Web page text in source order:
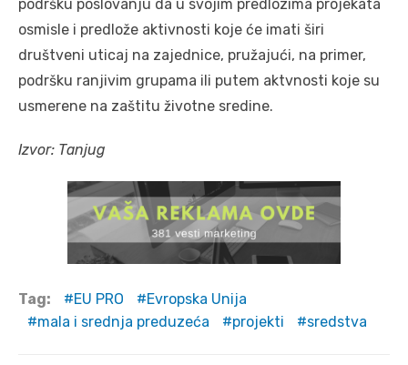
podršku poslovanju da u svojim predlozima projekata
osmisle i predlože aktivnosti koje će imati širi
društveni uticaj na zajednice, pružajući, na primer,
podršku ranjivim grupama ili putem aktvnosti koje su
usmerene na zaštitu životne sredine.
Izvor: Tanjug
Tag: EU PRO
Evropska Unija
mala i srednja preduzeća
projekti sredstva